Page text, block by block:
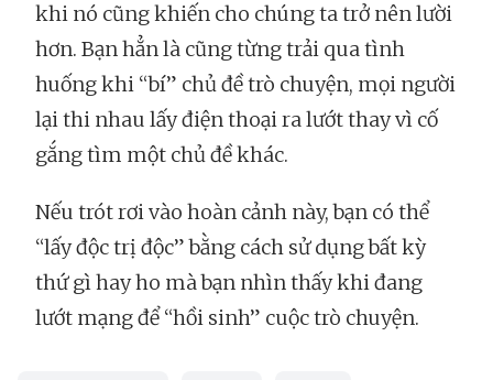
khi nó cũng khiến cho chúng ta trở nên lười
hơn. Bạn hẳn là cũng từng trải qua tình
huống khi “bí” chủ đề trò chuyện, mọi người
lại thi nhau lấy điện thoại ra lướt thay vì cố
gắng tìm một chủ đề khác.
Nếu trót rơi vào hoàn cảnh này, bạn có thể
“lấy độc trị độc” bằng cách sử dụng bất kỳ
thứ gì hay ho mà bạn nhìn thấy khi đang
lướt mạng để “hồi sinh” cuộc trò chuyện.